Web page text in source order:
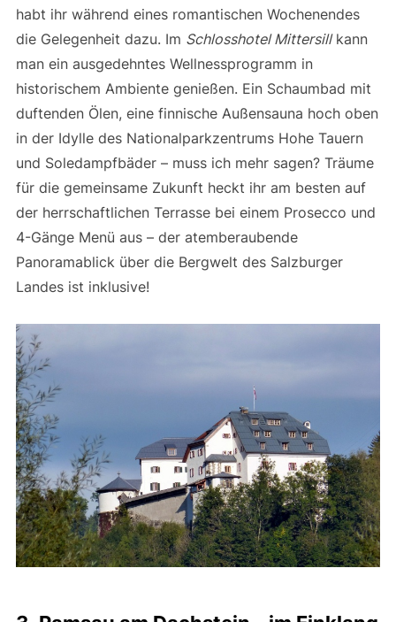
habt ihr während eines romantischen Wochenendes
die Gelegenheit dazu. Im Schlosshotel Mittersillkann
man ein ausgedehntes Wellnessprogramm in
historischem Ambiente genießen. Ein Schaumbad mit
duftenden Ölen, eine finnische Außensauna hoch oben
in der Idylle des Nationalparkzentrums Hohe Tauern
und Soledampfbäder – muss ich mehr sagen? Träume
für die gemeinsame Zukunft heckt ihr am besten auf
der herrschaftlichen Terrasse bei einem Prosecco und
4-Gänge Menü aus – der atemberaubende
Panoramablick über die Bergwelt des Salzburger
Landes ist inklusive!